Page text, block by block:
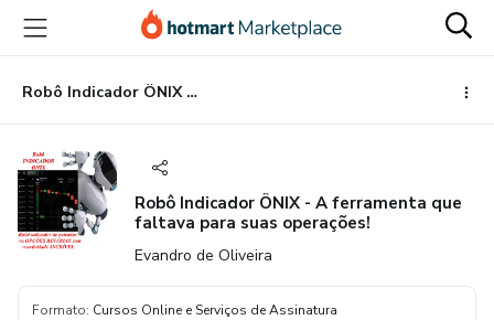
para
conteúdo
principal
para
pagamento
para
rodapé
Robô Indicador ÔNIX - A ferramenta que faltava para suas operações!
Robô Indicador ÔNIX - A ferramenta que
faltava para suas operações!
Evandro de Oliveira
Formato: Cursos Online e Serviços de Assinatura